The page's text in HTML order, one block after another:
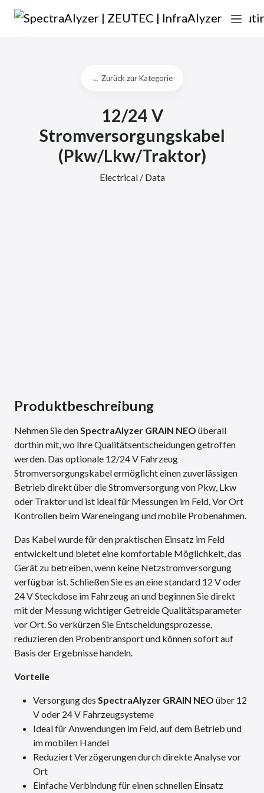
Zum Inhalt springen
Hauptnavigation
← Zurück zur Kategorie
12/24 V
Stromversorgungskabel
(Pkw/Lkw/Traktor)
Electrical / Data
Produktbeschreibung
Nehmen Sie denSpectraAlyzer GRAIN NEO überall
dorthin mit, wo Ihre Qualitätsentscheidungen getroffen
werden. Das optionale 12/24 V Fahrzeug
Stromversorgungskabel ermöglicht einen zuverlässigen
Betrieb direkt über die Stromversorgung von Pkw, Lkw
oder Traktor und ist ideal für Messungen im Feld, Vor Ort
Kontrollen beim Wareneingang und mobile Probenahmen.
Das Kabel wurde für den praktischen Einsatz im Feld
entwickelt und bietet eine komfortable Möglichkeit, das
Gerät zu betreiben, wenn keine Netzstromversorgung
verfügbar ist. Schließen Sie es an eine standard 12 V oder
24 V Steckdose im Fahrzeug an und beginnen Sie direkt
mit der Messung wichtiger Getreide Qualitätsparameter
vor Ort. So verkürzen Sie Entscheidungsprozesse,
reduzieren den Probentransport und können sofort auf
Basis der Ergebnisse handeln.
Vorteile
Versorgung des SpectraAlyzer GRAIN NEO über 12
V oder 24 V Fahrzeugsysteme
Ideal für Anwendungen im Feld, auf dem Betrieb und
im mobilen Handel
Reduziert Verzögerungen durch direkte Analyse vor
Ort
Einfache Verbindung für einen schnellen Einsatz